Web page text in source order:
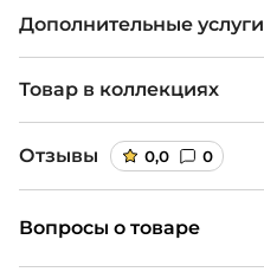
Дополнительные услуги
Товар в коллекциях
Отзывы 0,0 0
Вопросы о товаре